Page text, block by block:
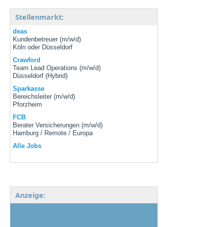
Stellenmarkt:
deas
Kundenbetreuer (m/w/d)
Köln oder Düsseldorf
Crawford
Team Lead Operations (m/w/d)
Düsseldorf (Hybrid)
Sparkasse
Bereichsleiter (m/w/d)
Pforzheim
FCB
Berater Versicherungen (m/w/d)
Hamburg / Remote / Europa
Alle Jobs
Anzeige: